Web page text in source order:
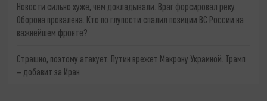
Новости сильно хуже, чем докладывали. Враг форсировал реку.
Оборона провалена. Кто по глупости спалил позиции ВС России на
важнейшем фронте?
Страшно, поэтому атакует. Путин врежет Макрону Украиной. Трамп
– добавит за Иран